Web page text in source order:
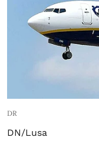
DR
DN/Lusa